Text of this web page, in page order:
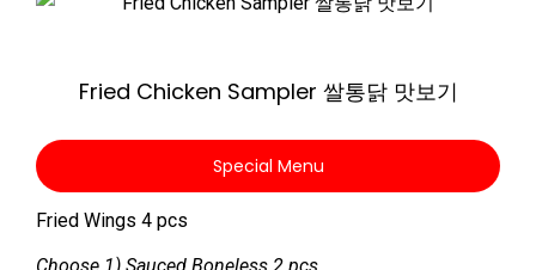
Fried Chicken Sampler 쌀통닭 맛보기
Special Menu
Fried Wings 4 pcs